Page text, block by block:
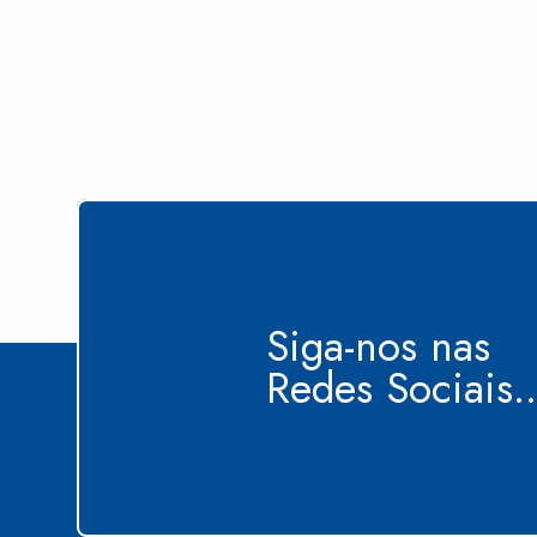
Siga-nos nas
Redes